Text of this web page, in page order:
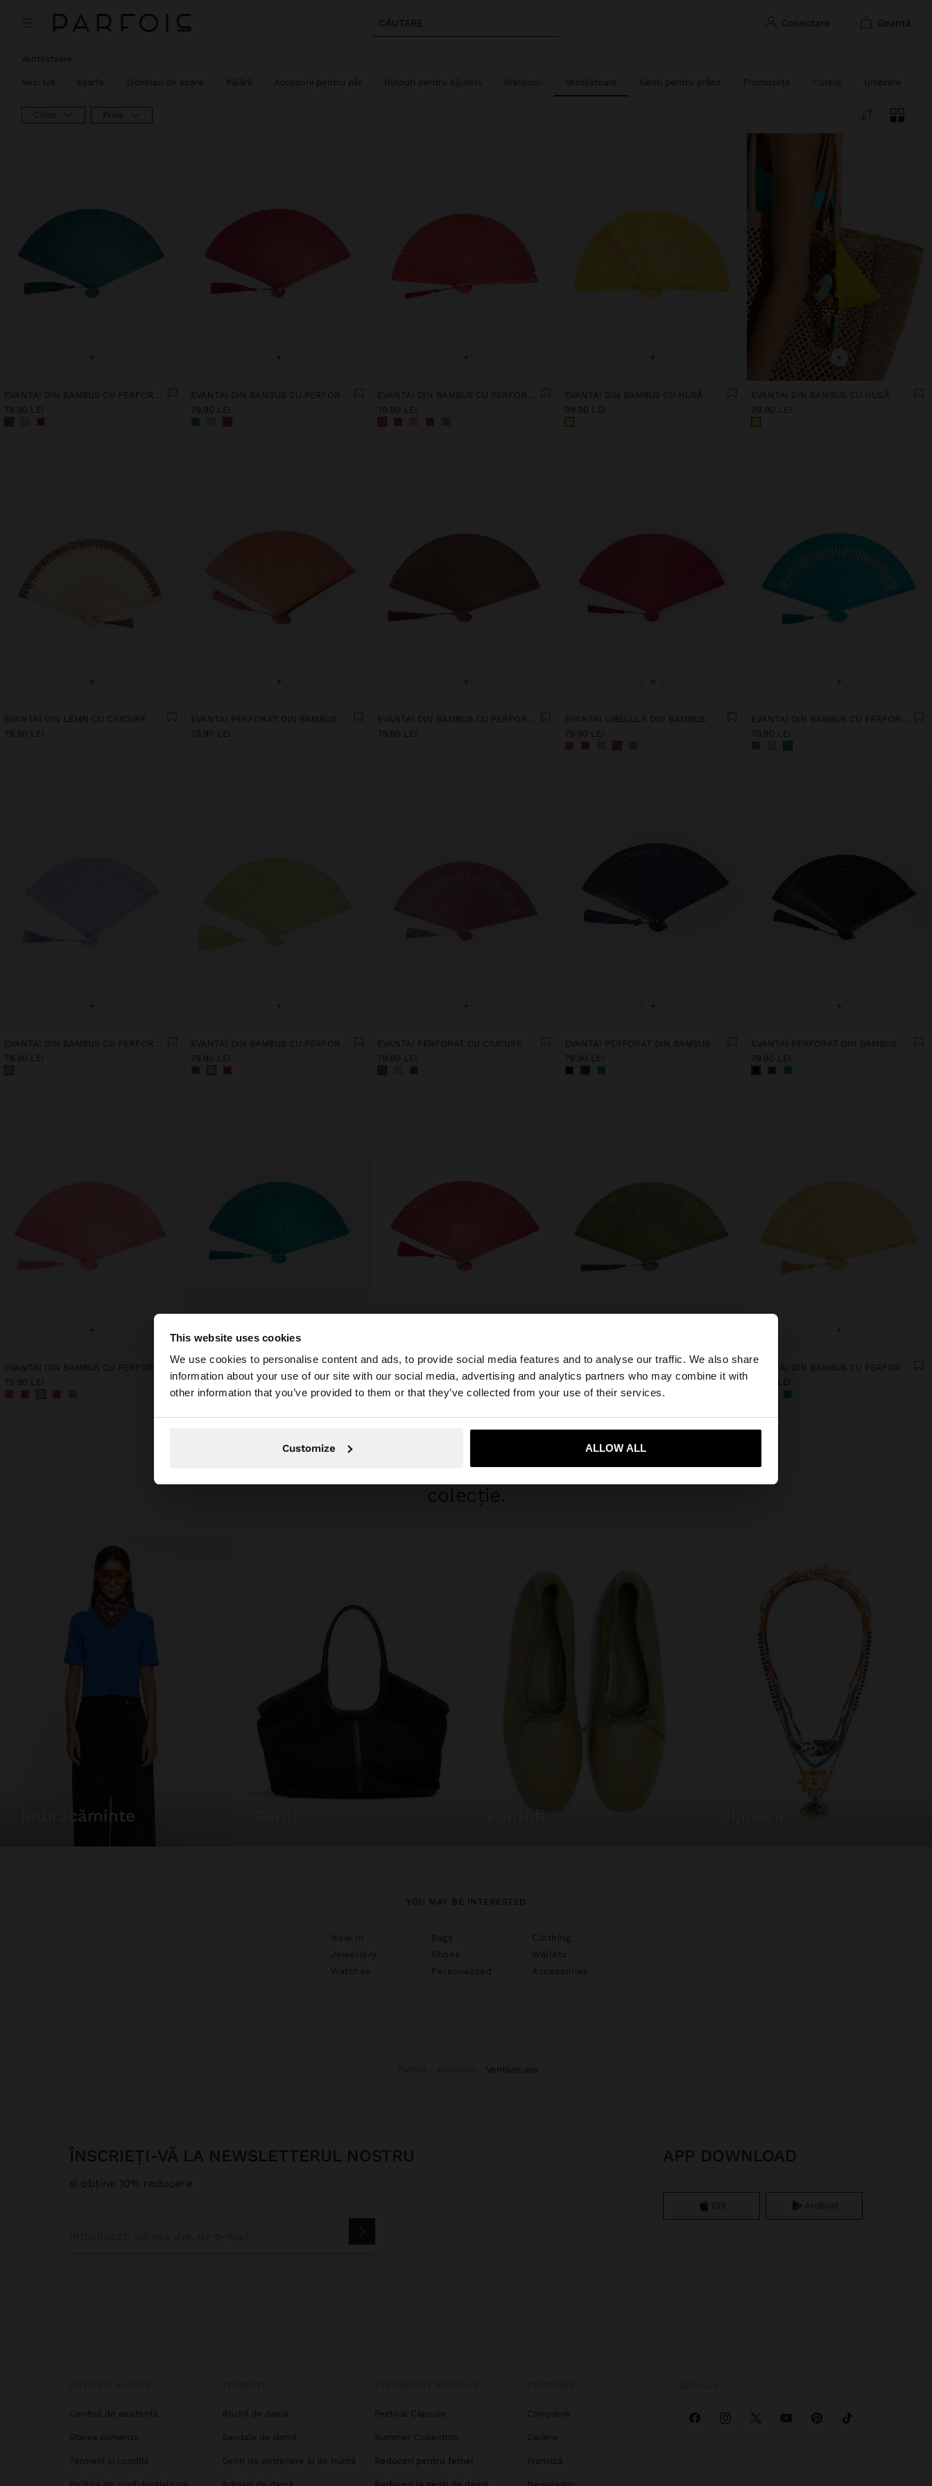
This website uses cookies
We use cookies to personalise content and ads, to provide social media features and to analyse our traffic. We also share
information about your use of our site with our social media, advertising and analytics partners who may combine it with
other information that you’ve provided to them or that they’ve collected from your use of their services.
Customize ALLOW ALL
CĂUTARE conectare geantă
×
Accesați site-ul din Romania. Doriți să parcurgeți site-ul nostru din United States?
Da, duceți-mă la United States
Ventilatoare
Vezi tot Eșarfe Ochelari de soare Pălării Accesorii pentru păr Rulouri pentru bijuterii Brelocuri Ventilatoare Genti pentru prânz Frumusețe Curele Umbrele
Color Price
+
EVANTAI DIN BAMBUS CU PERFORAȚII
79.90 LEI
+
EVANTAI DIN BAMBUS CU PERFORAȚII
79.90 LEI
+
EVANTAI DIN BAMBUS CU PERFORAȚII
79.90 LEI
+
EVANTAI DIN BAMBUS CU HUSĂ
99.90 LEI
+
EVANTAI DIN BAMBUS CU HUSĂ
99.90 LEI
+
EVANTAI DIN LEMN CU CIUCURE
79.90 LEI
+
EVANTAI PERFORAT DIN BAMBUS
79.90 LEI
+
EVANTAI DIN BAMBUS CU PERFORAȚII
79.90 LEI
+
EVANTAI LIBELULĂ DIN BAMBUS
79.90 LEI
+
EVANTAI DIN BAMBUS CU PERFORAȚII
79.90 LEI
+
79.90 LEI
+
79.90 LEI
+
EVANTAI PERFORAT CU CIUCURE
79.90 LEI
+
EVANTAI PERFORAT DIN BAMBUS
79.90 LEI
+
EVANTAI PERFORAT DIN BAMBUS
79.90 LEI
+
79.90 LEI
EVANTAI PERFORAT DIN BAMBUS
79.90 LEI
EVANTAI LIBELULĂ DIN BAMBUS
79.90 LEI
79.90 LEI
+
Descoperă noi idei de styling și explorează noua noastră
îmbrăcăminte
YOU MAY BE INTERESTED
New In Bags
Clothing
Jewellery
Shoes
Wallets
Watches
Personalized Accessories
ventilatoare
ÎNSCRIEȚI-VĂ LA NEWSLETTERUL NOSTRU
și obține 10% reducere
APP DOWNLOAD
iOS Android
Centrul de asistență
Starea comenzii
Termeni și condiții
Rochii de damă
Sandale de damă
Genți de petrecere și de nuntă
Festival Capsule
Summer Collection
Reduceri pentru femei
Companie
Cariere
Franciză